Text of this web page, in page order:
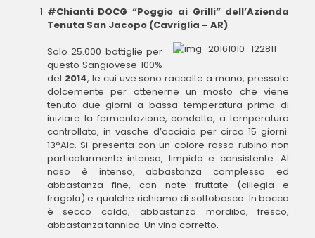
#Chianti DOCG “Poggio ai Grilli” dell’Azienda
Tenuta San Jacopo (Cavriglia – AR).
Solo 25.000 bottiglie per
questo Sangiovese 100%
del 2014, le cui uve sono raccolte a mano, pressate
dolcemente per ottenerne un mosto che viene
tenuto due giorni a bassa temperatura prima di
iniziare la fermentazione, condotta, a temperatura
controllata, in vasche d’acciaio per circa 15 giorni.
13°Alc. Si presenta con un colore rosso rubino non
particolarmente intenso, limpido e consistente. Al
naso è intenso, abbastanza complesso ed
abbastanza fine, con note fruttate (ciliegia e
fragola) e qualche richiamo di sottobosco. In bocca
è secco caldo, abbastanza mordibo, fresco,
abbastanza tannico. Un vino corretto.